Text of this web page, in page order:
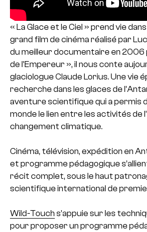
« La Glace et le Ciel » prend vie dans
grand film de cinéma réalisé par
du meilleur documentaire en 2006
de l’Empereur », il nous conte
glaciologue Claude Lorius. Une vie
recherche dans les glaces de
aventure scientifique qui a permis
monde le lien entre les activités de
changement climatique.
Cinéma, télévision, expédition en
et programme pédagogique
récit complet, sous le haut
scientifique international de
Wild-Touch s’appuie sur les
pour proposer un programme